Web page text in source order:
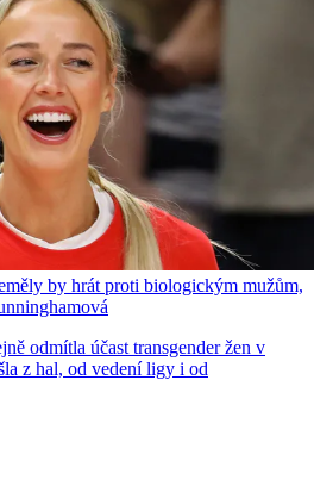
by hrát proti biologickým mužům,
odmítla účast transgender žen v
z hal, od vedení ligy i od